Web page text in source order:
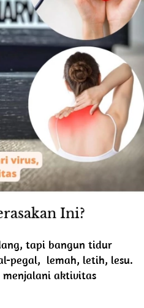
Ini?
tapi bangun tidur
pegal,  lemah, letih, lesu.
menjalani aktivitas